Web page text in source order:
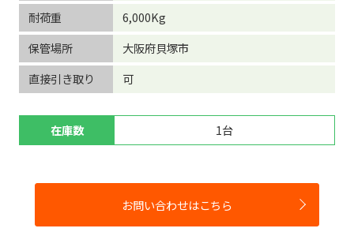
耐荷重
6,000Kg
保管場所
大阪府貝塚市
直接引き取り
可
在庫数 1台
お問い合わせはこちら